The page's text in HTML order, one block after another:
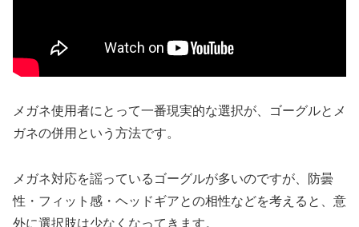
メガネ使用者にとって一番現実的な選択が、ゴーグルとメ
ガネの併用という方法です。
メガネ対応を謡っているゴーグルが多いのですが、防曇
性・フィット感・ヘッドギアとの相性などを考えると、意
外に選択肢は少なくなってきます。